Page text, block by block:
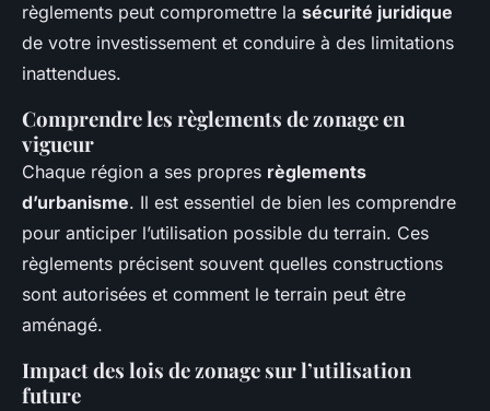
règlements peut compromettre la sécurité juridique
de votre investissement et conduire à des limitations
inattendues.
Comprendre les règlements de zonage en
vigueur
Chaque région a ses propres règlements
d’urbanisme. Il est essentiel de bien les comprendre
pour anticiper l’utilisation possible du terrain. Ces
règlements précisent souvent quelles constructions
sont autorisées et comment le terrain peut être
aménagé.
Impact des lois de zonage sur l’utilisation
future